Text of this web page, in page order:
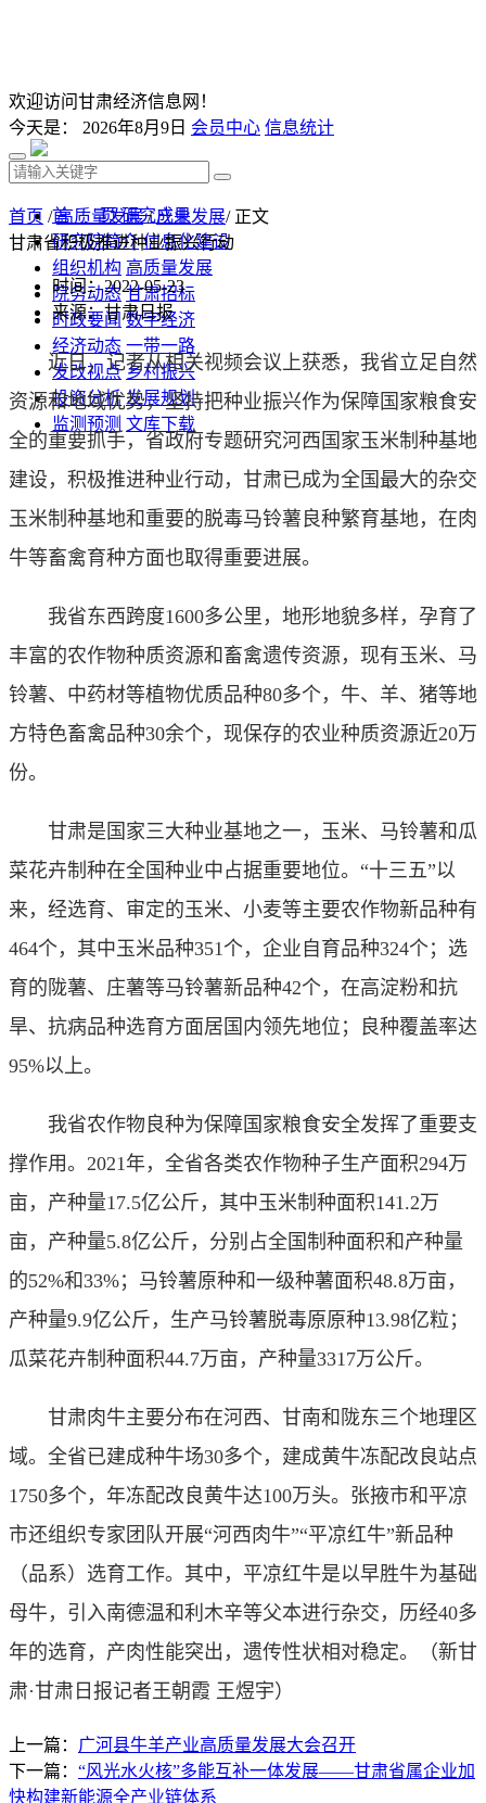
欢迎访问甘肃经济信息网！
今天是： 2026年8月9日 会员中心 信息统计
首 页 研究成果
研究院简介 信息化建设
组织机构 高质量发展
院务动态 甘肃招标
时政要闻 数字经济
经济动态 一带一路
发改视点 乡村振兴
投资分析 发展规划
监测预测 文库下载
首页 /高质量发展/产业发展/ 正文
甘肃省积极推进种业振兴行动
时间：2022-05-23
来源：甘肃日报
近日，记者从相关视频会议上获悉，我省立足自然
资源和地域优势，坚持把种业振兴作为保障国家粮食安
全的重要抓手，省政府专题研究河西国家玉米制种基地
建设，积极推进种业行动，甘肃已成为全国最大的杂交
玉米制种基地和重要的脱毒马铃薯良种繁育基地，在肉
牛等畜禽育种方面也取得重要进展。
我省东西跨度1600多公里，地形地貌多样，孕育了
丰富的农作物种质资源和畜禽遗传资源，现有玉米、马
铃薯、中药材等植物优质品种80多个，牛、羊、猪等地
方特色畜禽品种30余个，现保存的农业种质资源近20万
份。
甘肃是国家三大种业基地之一，玉米、马铃薯和瓜
菜花卉制种在全国种业中占据重要地位。“十三五”以
来，经选育、审定的玉米、小麦等主要农作物新品种有
464个，其中玉米品种351个，企业自育品种324个；选
育的陇薯、庄薯等马铃薯新品种42个，在高淀粉和抗
旱、抗病品种选育方面居国内领先地位；良种覆盖率达
95%以上。
我省农作物良种为保障国家粮食安全发挥了重要支
撑作用。2021年，全省各类农作物种子生产面积294万
亩，产种量17.5亿公斤，其中玉米制种面积141.2万
亩，产种量5.8亿公斤，分别占全国制种面积和产种量
的52%和33%；马铃薯原种和一级种薯面积48.8万亩，
产种量9.9亿公斤，生产马铃薯脱毒原原种13.98亿粒；
瓜菜花卉制种面积44.7万亩，产种量3317万公斤。
甘肃肉牛主要分布在河西、甘南和陇东三个地理区
域。全省已建成种牛场30多个，建成黄牛冻配改良站点
1750多个，年冻配改良黄牛达100万头。张掖市和平凉
市还组织专家团队开展“河西肉牛”“平凉红牛”新品种
（品系）选育工作。其中，平凉红牛是以早胜牛为基础
母牛，引入南德温和利木辛等父本进行杂交，历经40多
年的选育，产肉性能突出，遗传性状相对稳定。
（新甘
肃·甘肃日报记者王朝霞 王煜宇）
上一篇： 广河县牛羊产业高质量发展大会召开
下一篇： “风光水火核”多能互补一体发展——甘肃省属企业加
快构建新能源全产业链体系